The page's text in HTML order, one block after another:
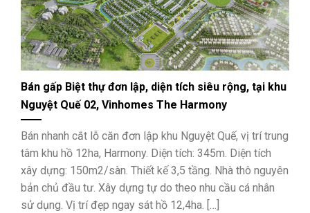
Bán gấp Biệt thự đơn lập, diện tích siêu rộng, tại khu
Nguyệt Quế 02, Vinhomes The Harmony
Bán nhanh cắt lỗ căn đơn lập khu Nguyệt Quế, vị trí trung
tâm khu hồ 12ha, Harmony. Diện tích: 345m. Diện tích
xây dựng: 150m2/sàn. Thiết kế 3,5 tầng. Nhà thô nguyên
bản chủ đầu tư. Xây dựng tự do theo nhu cầu cá nhân
sử dụng. Vị trí đẹp ngay sát hồ 12,4ha. […]